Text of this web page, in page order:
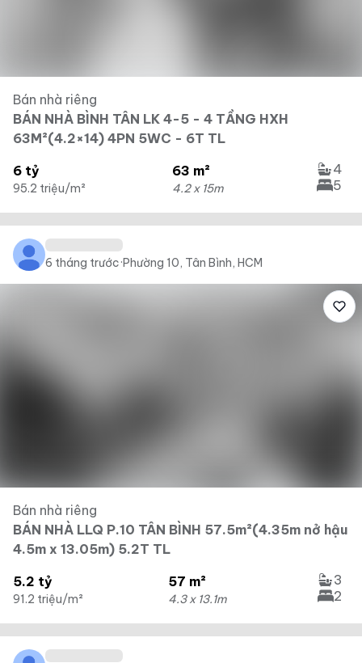
Bán nhà riêng
BÁN NHÀ BÌNH TÂN LK 4-5 - 4 TẦNG HXH
63M²(4.2×14) 4PN 5WC - 6T TL
6 tỷ
95.2 triệu/m²
63 m²
4.2 x 15m
4
5
6 tháng trước·Phường 10, Tân Bình, HCM
Bán nhà riêng
BÁN NHÀ LLQ P.10 TÂN BÌNH 57.5m²(4.35m nở hậu
4.5m x 13.05m) 5.2T TL
5.2 tỷ
91.2 triệu/m²
57 m²
4.3 x 13.1m
3
2